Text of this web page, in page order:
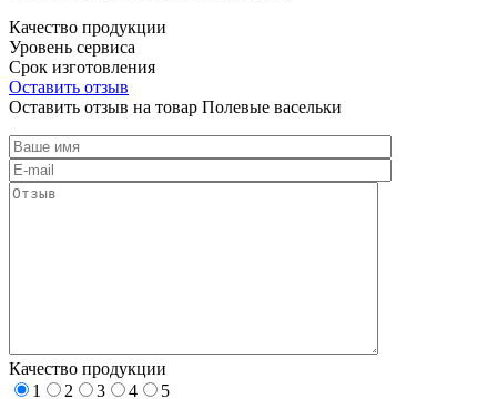
Качество продукции
Уровень сервиса
Срок изготовления
Оставить отзыв
Оставить отзыв на товар Полевые васельки
Качество продукции
1
2 3 4
5